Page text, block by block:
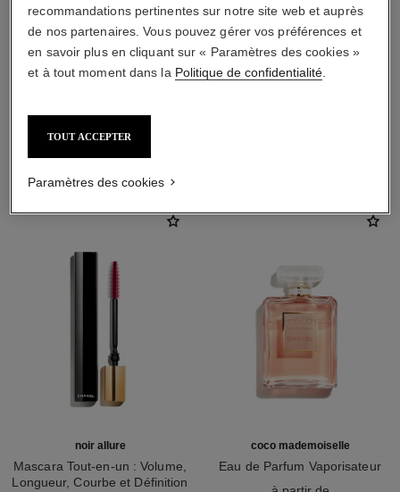
L'ACCORD PARFAIT
noir allure
Mascara Tout-en-un : Volume,
Longueur, Courbe et Définition
coco mademoiselle
Eau de Parfum Vaporisateur
recommandations pertinentes sur notre site web et auprès
de nos partenaires. Vous pouvez gérer vos préférences et
en savoir plus en cliquant sur « Paramètres des cookies »
et à tout moment dans la Politique de confidentialité.
TOUT ACCEPTER
Paramètres des cookies